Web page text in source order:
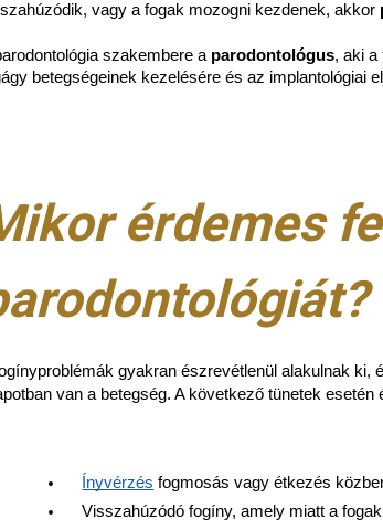
vagy a fogak mozogni kezdenek, akkor
szakembere a parodontológus, aki a
betegségeinek kezelésére és az implantológiai
érdemes
gyakran észrevétlenül alakulnak
van a betegség. A következő tünetek
Ínyvérzés fogmosás vagy étkezés
Visszahúzódó fogíny, amely miatt a